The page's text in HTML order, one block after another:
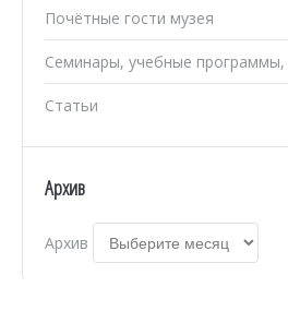
Почётные гости музея
Семинары, учебные программы,
Статьи
Архив
Архив